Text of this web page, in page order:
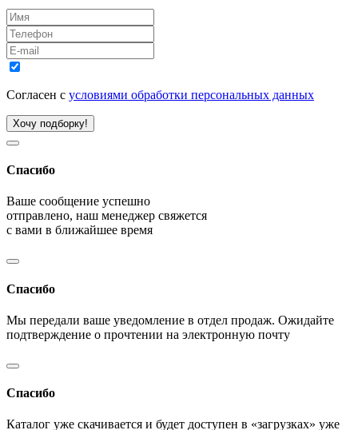
Согласен с условиями обработки персональных данных
Хочу подборку!
Спасибо
Ваше сообщение успешно
отправлено, наш менеджер свяжется
с вами в ближайшее время
Спасибо
Мы передали ваше уведомление в отдел продаж. Ожидайте
подтверждение о прочтении на электронную почту
Спасибо
Каталог уже скачивается и будет доступен в «загрузках» уже